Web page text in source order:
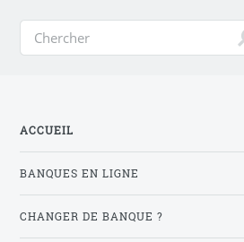
ACCUEIL
BANQUES EN LIGNE
CHANGER DE BANQUE ?